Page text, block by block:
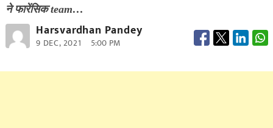
ने फारेंसिक team…
Harsvardhan Pandey
9 DEC, 2021 5:00 PM